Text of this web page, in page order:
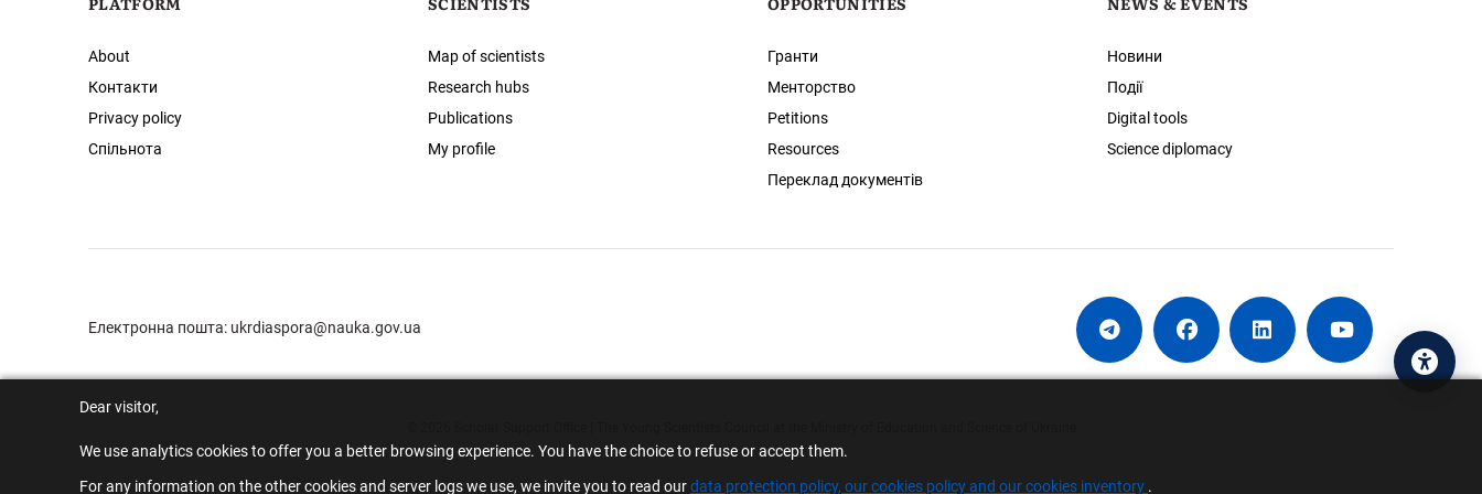
Dear visitor,
We use analytics cookies to offer you a better browsing experience. You have the choice to refuse or accept them.
For any information on the other cookies and server logs we use, we invite you to read ourdata protection policy, our cookies policy and our cookies inventory .
About
Контакти
Privacy policy
Спільнота
Map of scientists
Research hubs
Publications
My profile
Гранти
Менторство
Petitions
Resources
Переклад документів
Новини
Події
Digital tools
Science diplomacy
Електронна пошта: ukrdiaspora@nauka.gov.ua